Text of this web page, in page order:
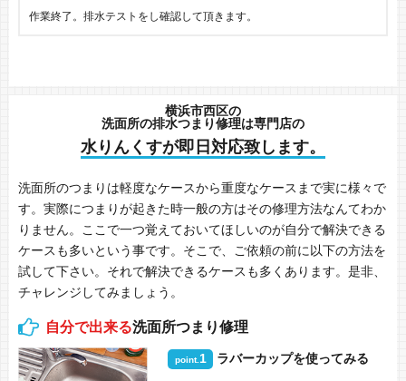
作業終了。排水テストをし確認して頂きます。
横浜市西区の
洗面所の排水つまり修理は専門店の
水りんくすが即日対応致します。
洗面所のつまりは軽度なケースから重度なケースまで実に様々で
す。実際につまりが起きた時一般の方はその修理方法なんてわか
りません。ここで一つ覚えておいてほしいのが自分で解決できる
ケースも多いという事です。そこで、ご依頼の前に以下の方法を
試して下さい。それで解決できるケースも多くあります。是非、
チャレンジしてみましょう。
自分で出来る洗面所つまり修理
point. 1 ラバーカップを使ってみる